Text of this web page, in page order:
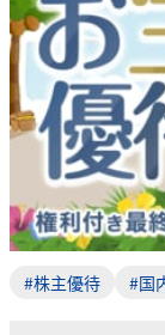
#株主優待 #国